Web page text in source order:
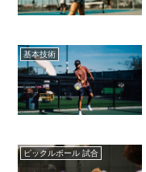
基本技術
ピックルボール 試合